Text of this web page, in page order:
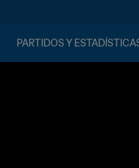
PARTIDOS Y